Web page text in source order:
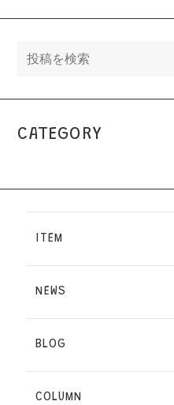
CATEGORY
ITEM
NEWS
BLOG
COLUMN